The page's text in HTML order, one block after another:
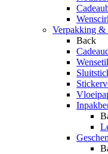
Verpakking &
Back